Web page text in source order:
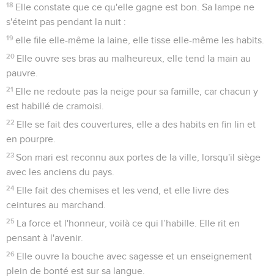
18 Elle constate que ce qu'elle gagne est bon. Sa lampe ne
s'éteint pas pendant la nuit :
19 elle file elle-même la laine, elle tisse elle-même les habits.
20 Elle ouvre ses bras au malheureux, elle tend la main au
pauvre.
21 Elle ne redoute pas la neige pour sa famille, car chacun y
est habillé de cramoisi.
22 Elle se fait des couvertures, elle a des habits en fin lin et
en pourpre.
23 Son mari est reconnu aux portes de la ville, lorsqu'il siège
avec les anciens du pays.
24 Elle fait des chemises et les vend, et elle livre des
ceintures au marchand.
25 La force et l'honneur, voilà ce qui l’habille. Elle rit en
pensant à l'avenir.
26 Elle ouvre la bouche avec sagesse et un enseignement
plein de bonté est sur sa langue.